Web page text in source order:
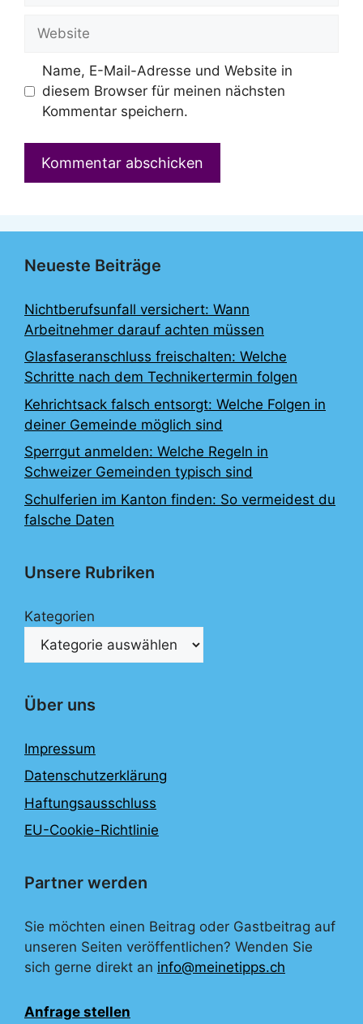
Website
Name, E-Mail-Adresse und Website in
diesem Browser für meinen nächsten
Kommentar speichern.
Neueste Beiträge
Nichtberufsunfall versichert: Wann
Arbeitnehmer darauf achten müssen
Glasfaseranschluss freischalten: Welche
Schritte nach dem Technikertermin folgen
Kehrichtsack falsch entsorgt: Welche Folgen in
deiner Gemeinde möglich sind
Sperrgut anmelden: Welche Regeln in
Schweizer Gemeinden typisch sind
Schulferien im Kanton finden: So vermeidest du
falsche Daten
Unsere Rubriken
Kategorien
Über uns
Impressum
Datenschutzerklärung
Haftungsausschluss
EU-Cookie-Richtlinie
Partner werden
Sie möchten einen Beitrag oder Gastbeitrag auf
unseren Seiten veröffentlichen? Wenden Sie
sich gerne direkt an info@meinetipps.ch
Anfrage stellen